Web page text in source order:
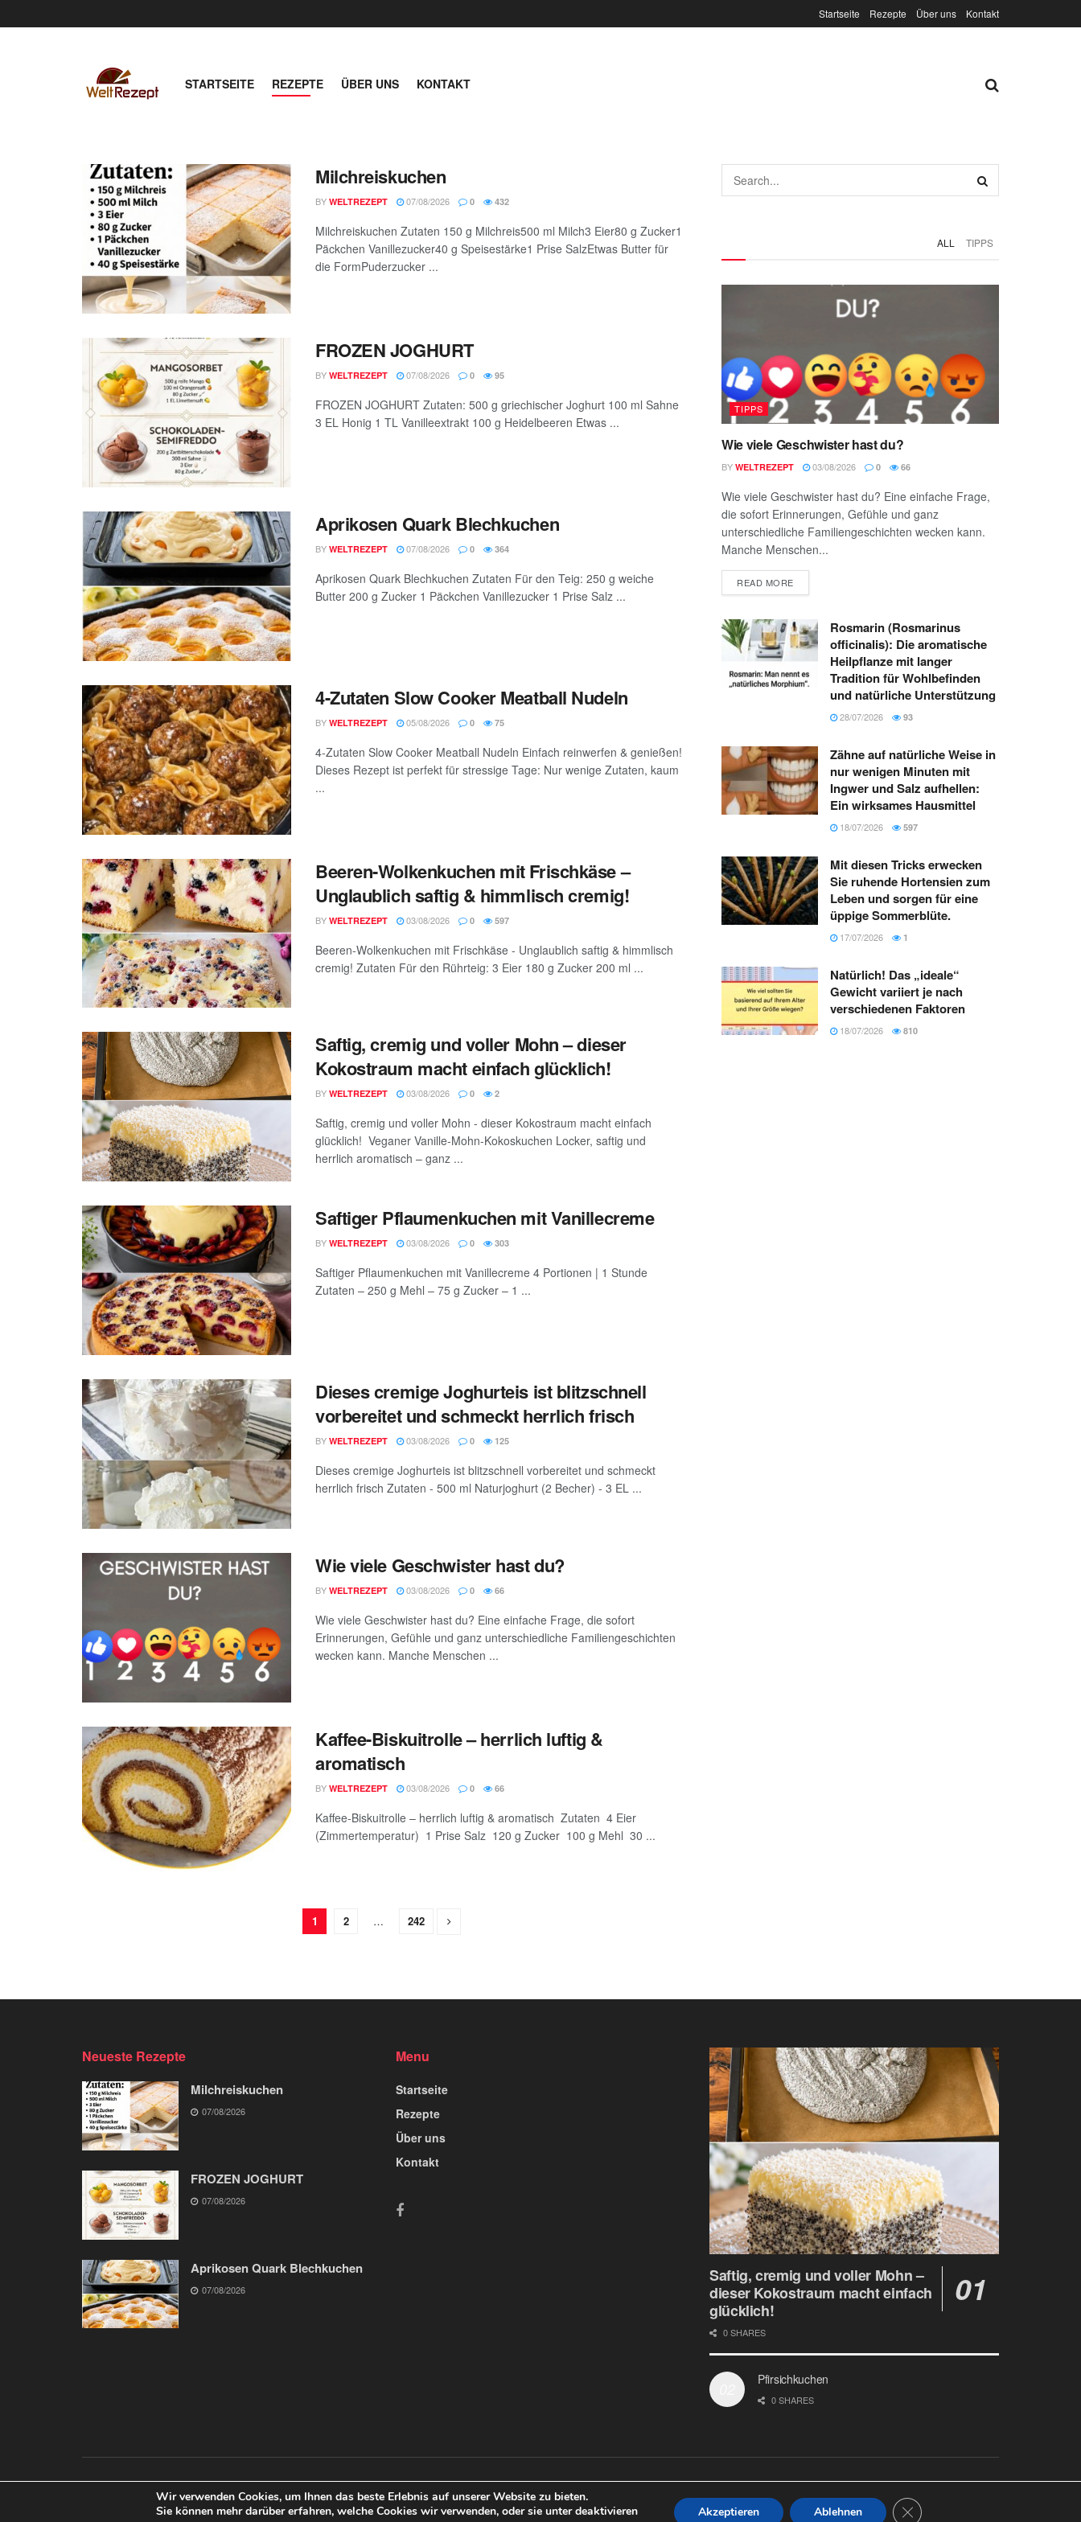
Startseite Rezepte Über uns Kontakt
STARTSEITE REZEPTE ÜBER UNS KONTAKT
Milchreiskuchen
BY WELTREZEPT 07/08/2026 0 432
Milchreiskuchen Zutaten 150 g Milchreis500 ml Milch3 Eier80 g Zucker1
Päckchen Vanillezucker40 g Speisestärke1 Prise SalzEtwas Butter für
die FormPuderzucker ...
FROZEN JOGHURT
BY WELTREZEPT 07/08/2026 0 95
FROZEN JOGHURT Zutaten: 500 g griechischer Joghurt 100 ml Sahne
3 EL Honig 1 TL Vanilleextrakt 100 g Heidelbeeren Etwas ...
Aprikosen Quark Blechkuchen
BY WELTREZEPT 07/08/2026 0 364
Aprikosen Quark Blechkuchen Zutaten Für den Teig: 250 g weiche
Butter 200 g Zucker 1 Päckchen Vanillezucker 1 Prise Salz ...
4-Zutaten Slow Cooker Meatball Nudeln
BY WELTREZEPT 05/08/2026 0 75
4-Zutaten Slow Cooker Meatball Nudeln Einfach reinwerfen & genießen!
Dieses Rezept ist perfekt für stressige Tage: Nur wenige Zutaten, kaum
...
Beeren-Wolkenkuchen mit Frischkäse –
Unglaublich saftig & himmlisch cremig!
BY WELTREZEPT 03/08/2026 0 597
Beeren-Wolkenkuchen mit Frischkäse - Unglaublich saftig & himmlisch
cremig! Zutaten Für den Rührteig: 3 Eier 180 g Zucker 200 ml ...
Saftig, cremig und voller Mohn – dieser
Kokostraum macht einfach glücklich!
BY WELTREZEPT 03/08/2026 0 2
Saftig, cremig und voller Mohn - dieser Kokostraum macht einfach
glücklich! Veganer Vanille-Mohn-Kokoskuchen Locker, saftig und
herrlich aromatisch – ganz ...
Saftiger Pflaumenkuchen mit Vanillecreme
BY WELTREZEPT 03/08/2026 0 303
Saftiger Pflaumenkuchen mit Vanillecreme 4 Portionen | 1 Stunde
Zutaten – 250 g Mehl – 75 g Zucker – 1 ...
Dieses cremige Joghurteis ist blitzschnell
vorbereitet und schmeckt herrlich frisch
BY WELTREZEPT 03/08/2026 0 125
Dieses cremige Joghurteis ist blitzschnell vorbereitet und schmeckt
herrlich frisch Zutaten - 500 ml Naturjoghurt (2 Becher) - 3 EL ...
Wie viele Geschwister hast du?
BY WELTREZEPT 03/08/2026 0 66
Wie viele Geschwister hast du? Eine einfache Frage, die sofort
Erinnerungen, Gefühle und ganz unterschiedliche Familiengeschichten
wecken kann. Manche Menschen ...
Kaffee-Biskuitrolle – herrlich luftig &
aromatisch
BY WELTREZEPT 03/08/2026 0 66
Kaffee-Biskuitrolle – herrlich luftig & aromatisch Zutaten 4 Eier
(Zimmertemperatur) 1 Prise Salz 120 g Zucker 100 g Mehl 30 ...
1 2 … 242
ALL TIPPS
TIPPS
Wie viele Geschwister hast du?
BY WELTREZEPT 03/08/2026 0 66
Wie viele Geschwister hast du? Eine einfache Frage,
die sofort Erinnerungen, Gefühle und ganz
unterschiedliche Familiengeschichten wecken kann.
Manche Menschen...
READ MORE
Rosmarin (Rosmarinus
officinalis): Die aromatische
Heilpflanze mit langer
Tradition für Wohlbefinden
und natürliche Unterstützung
28/07/2026 93
Zähne auf natürliche Weise in
nur wenigen Minuten mit
Ingwer und Salz aufhellen:
Ein wirksames Hausmittel
18/07/2026 597
Mit diesen Tricks erwecken
Sie ruhende Hortensien zum
Leben und sorgen für eine
üppige Sommerblüte.
17/07/2026 1
Natürlich! Das „ideale“
Gewicht variiert je nach
verschiedenen Faktoren
18/07/2026 810
Neueste Rezepte
Milchreiskuchen
07/08/2026
FROZEN JOGHURT
07/08/2026
Aprikosen Quark Blechkuchen
07/08/2026
Menu
Startseite
Rezepte
Über uns
Kontakt
Saftig, cremig und voller Mohn –
dieser Kokostraum macht einfach
glücklich!
0 SHARES
Pfirsichkuchen
0 SHARES
Welt Rezept- design with ♥ by Welt Rezept .
Wir verwenden Cookies, um Ihnen das beste Erlebnis auf unserer Website zu bieten.
Sie können mehr darüber erfahren, welche Cookies wir verwenden, oder sie unter deaktivieren
Akzeptieren Ablehnen Close GDPR Cookie Banner